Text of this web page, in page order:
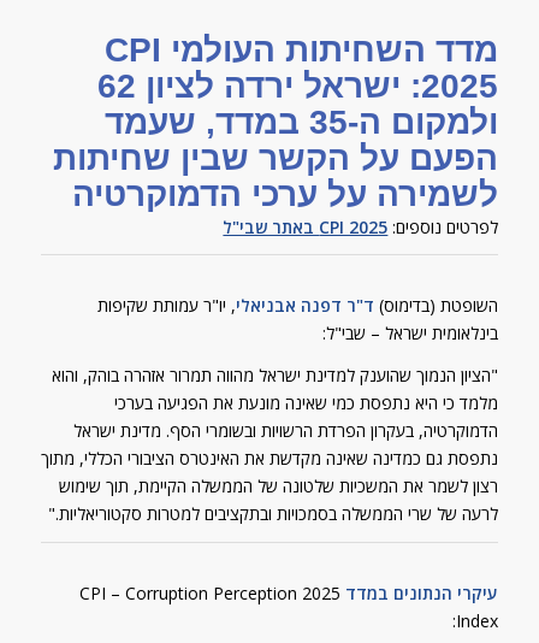
מדד השחיתות העולמי CPI
2025: ישראל ירדה לציון 62
ולמקום ה-35 במדד, שעמד
הפעם על הקשר שבין שחיתות
לשמירה על ערכי הדמוקרטיה
לפרטים נוספים: CPI 2025 באתר שבי"ל
בינלאומית ישראל – שבי"ל:
מלמד כי היא נתפסת כמי שאינה מונעת את הפגיעה בערכי
הדמוקרטיה, בעקרון הפרדת הרשויות ובשומרי הסף. מדינת ישראל
נתפסת גם כמדינה שאינה מקדשת את האינטרס הציבורי הכללי, מתוך
רצון לשמר את המשכיות שלטונה של הממשלה הקיימת, תוך שימוש
לרעה של שרי הממשלה בסמכויות ובתקציבים למטרות סקטוריאליות."
Index: